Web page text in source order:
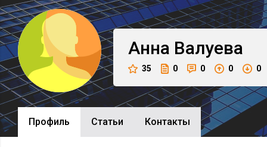
Анна Валуева
35 0 0 0 0
Профиль Cтатьи Контакты